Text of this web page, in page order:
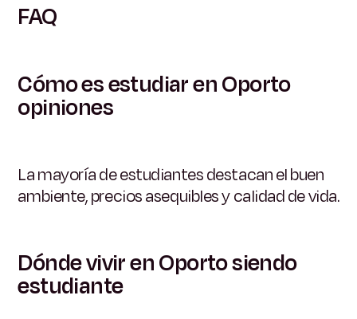
FAQ
Cómo es estudiar en Oporto
opiniones
La mayoría de estudiantes destacan el buen
ambiente, precios asequibles y calidad de vida.
Dónde vivir en Oporto siendo
estudiante